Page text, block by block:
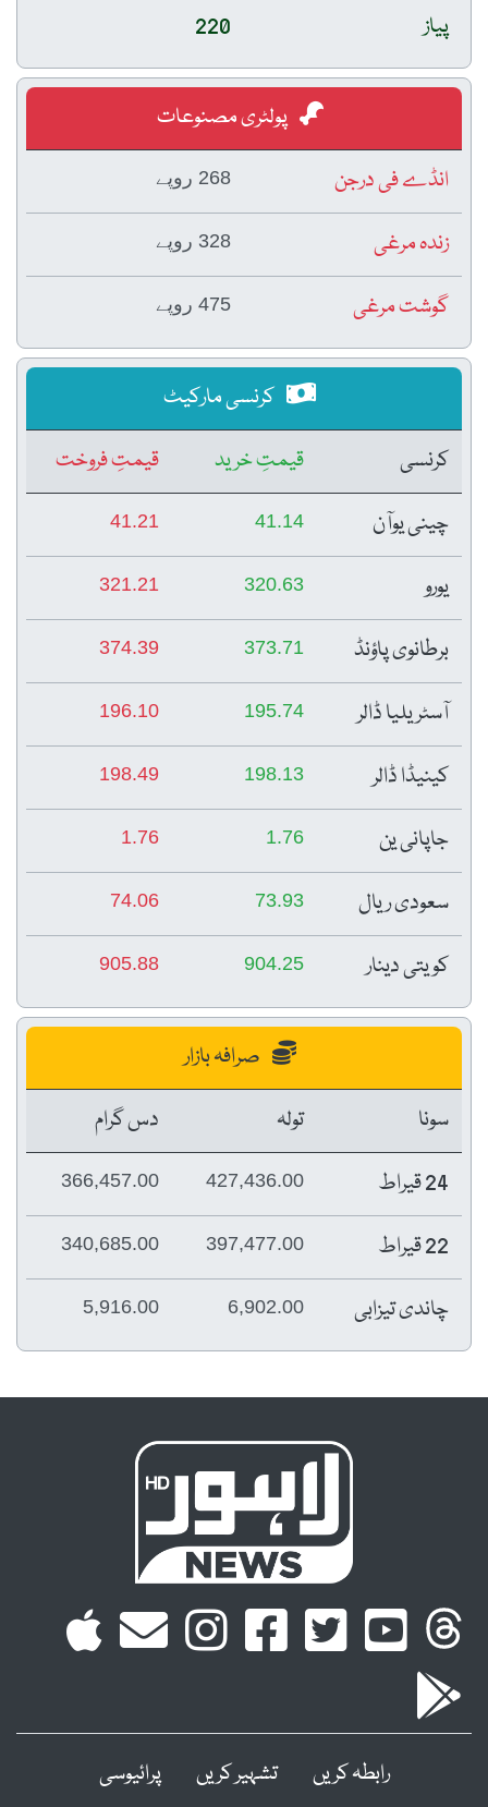
پیاز
220
پولٹری مصنوعات
انڈے فی درجن
268 روپے
زندہ مرغی 328 روپے
گوشت مرغی 475 روپے
کرنسی مارکیٹ
کرنسی
قیمتِ خرید
قیمتِ فروخت
چینی یوآن
41.14
41.21
یورو 320.63
321.21
برطانوی پاؤنڈ 373.71
374.39
آسٹریلیا ڈالر 195.74
196.10
کینیڈا ڈالر 198.13
198.49
جاپانی ین 1.76
1.76
سعودی ریال 73.93
74.06
کویتی دینار 904.25
905.88
صرافہ بازار
سونا
تولہ
دس گرام
24 قیراط
427,436.00
366,457.00
22 قیراط 397,477.00
340,685.00
چاندی تیزابی 6,902.00
5,916.00
رابطہ کریں تشہیر کریں پرائیوسی